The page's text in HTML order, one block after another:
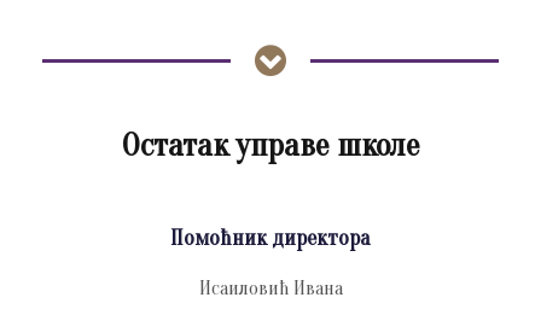
Остатак управе школе
Помоћник директора
Исаиловић Ивана